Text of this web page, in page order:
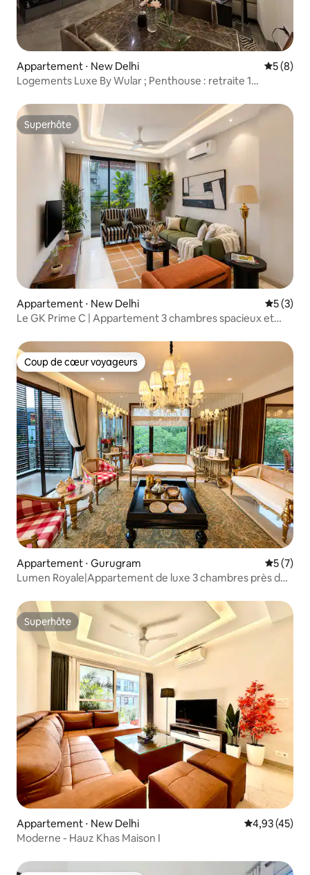
Appartement ⋅ New Delhi
5 (8)
Logements Luxe By Wular ; Penthouse : retraite 1
Superhôte
Superhôte
Appartement ⋅ New Delhi
5 (3)
Le GK Prime C | Appartement 3 chambres spacieux et
Coup de cœur voyageurs
Coup de cœur voyageurs
Appartement ⋅ Gurugram
5 (7)
Lumen Royale|Appartement de luxe 3 chambres près de
Superhôte
Superhôte
Appartement ⋅ New Delhi Évaluation
4,93 (45)
Moderne - Hauz Khas Maison I